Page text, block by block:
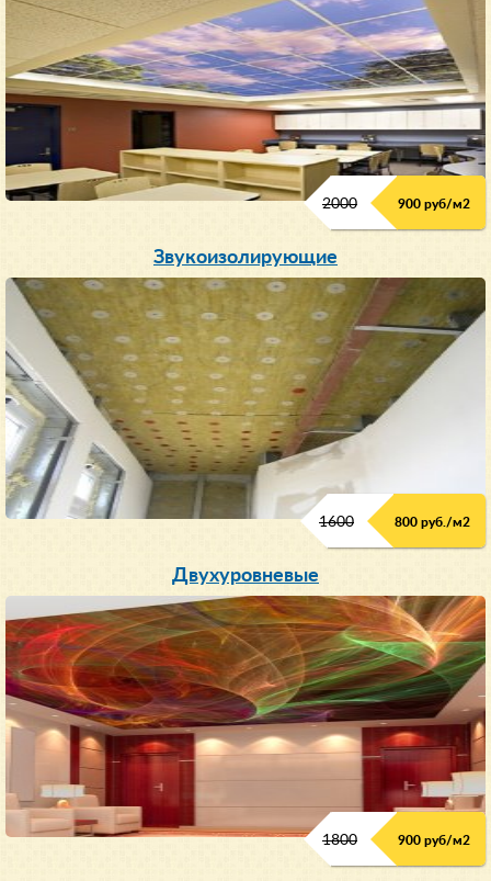
2000 900 руб/м2
Звукоизолирующие
1600 800 руб./м2
Двухуровневые
1800 900 руб/м2